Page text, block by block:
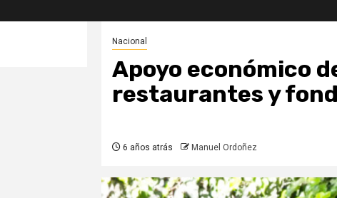
Nacional
Apoyo económico
restaurantes y
6 años atrás Manuel Ordoñez